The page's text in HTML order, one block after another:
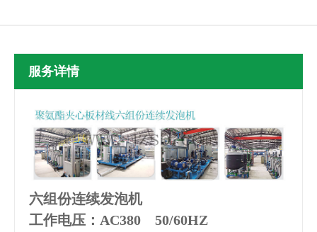
服务详情
六组份连续发泡机
工作电压：AC380 50/60HZ